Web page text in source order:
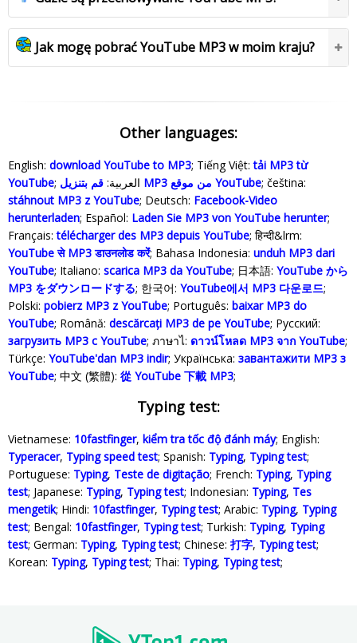
Jak mogę pobrać YouTube MP3 w moim kraju?
Other languages:
English: download YouTube to MP3; Tiếng Việt:tải MP3 từ
YouTube
; العربية: قم بتنزيل MP3 من موقع YouTube; čeština:
stáhnout MP3 z YouTube; Deutsch: Facebook-Video
herunterladen; Español: Laden Sie MP3 von YouTube herunter;
Français:télécharger des MP3 depuis YouTube; हिन्दी&lrm:
YouTube से MP3 डाउनलोड करेंं; Bahasa Indonesia‬: unduh MP3 dari
YouTube; Italiano: scarica MP3 da YouTube; 日本語: YouTube から
MP3 をダウンロードする; 한국어: YouTube에서 MP3 다운로드;
Polski‎: pobierz MP3 z YouTube; Português: baixar MP3 do
YouTube; Română: descărcați MP3 de pe YouTube; Русский:
загрузить MP3 с YouTube; ภาษาไ: ดาวน์โหลด MP3 จาก YouTube;
Türkçe‬: YouTube'dan MP3 indir; Українська‬: завантажити MP3 з
YouTube; 中文 (繁體): 從 YouTube 下載 MP3;
Typing test:
Vietnamese: 10fastfinger, kiểm tra tốc độ đánh máy; English:
Typeracer, Typing speed test; Spanish: Typing, Typing test;
Portuguese: Typing, Teste de digitação; French: Typing, Typing
test; Japanese: Typing, Typing test; Indonesian: Typing, Tes
mengetik; Hindi: 10fastfinger, Typing test; Arabic: Typing, Typing
test; Bengal: 10fastfinger, Typing test; Turkish: Typing, Typing
test; German: Typing, Typing test; Chinese: 打字, Typing test;
Korean: Typing, Typing test; Thai: Typing, Typing test;